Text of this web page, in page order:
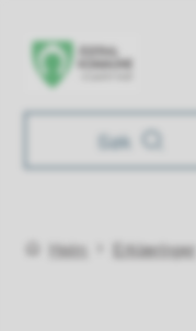
Åseral kommune
Søk
Du er her:
Heim Erklæringer